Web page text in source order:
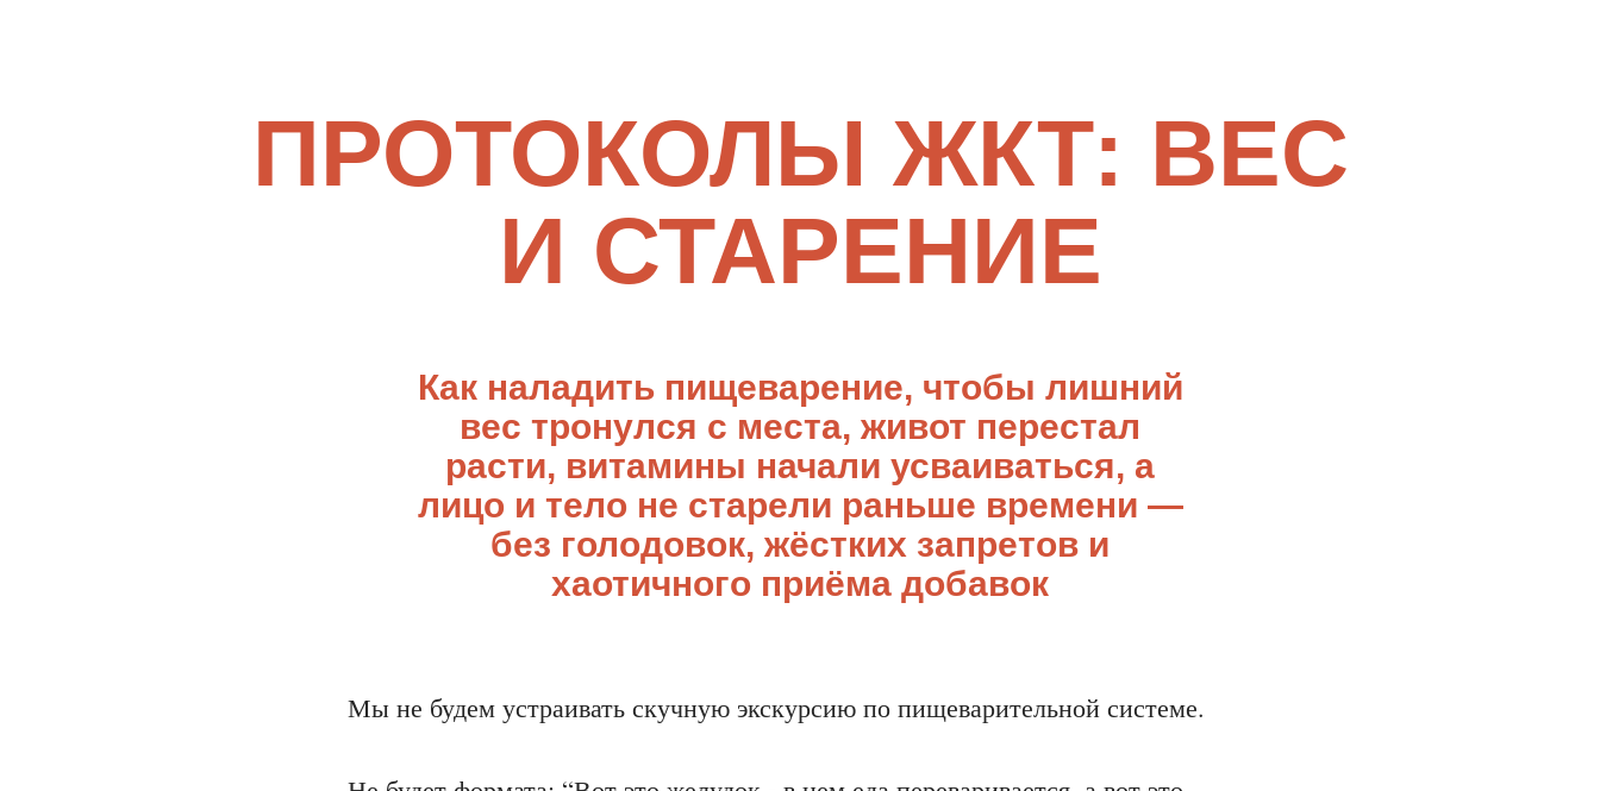
ПРОТОКОЛЫ ЖКТ: ВЕС
И СТАРЕНИЕ
Как наладить пищеварение, чтобы лишний
вес тронулся с места, живот перестал
расти, витамины начали усваиваться, а
лицо и тело не старели раньше времени —
без голодовок, жёстких запретов и
хаотичного приёма добавок
Мы не будем устраивать скучную экскурсию по пищеварительной системе.